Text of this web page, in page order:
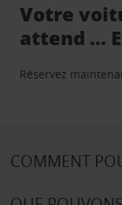
Votre
attend …
Réservez
COMMENT